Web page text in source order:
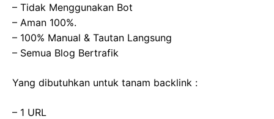
– Tidak Menggunakan Bot
– Aman 100%.
– 100% Manual & Tautan Langsung
– Semua Blog Bertrafik
Yang dibutuhkan untuk tanam backlink :
– 1 URL